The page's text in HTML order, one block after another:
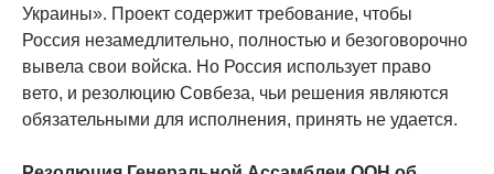
Украины». Проект содержит требование, чтобы
Россия незамедлительно, полностью и безоговорочно
вывела свои войска. Но Россия использует право
вето, и резолюцию Совбеза, чьи решения являются
обязательными для исполнения, принять не удается.